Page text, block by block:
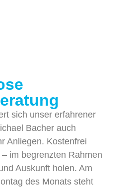
sich unser erfahrener
Bacher auch
Anliegen. Kostenfrei
im begrenzten Rahmen
Auskunft holen. Am
des Monats steht